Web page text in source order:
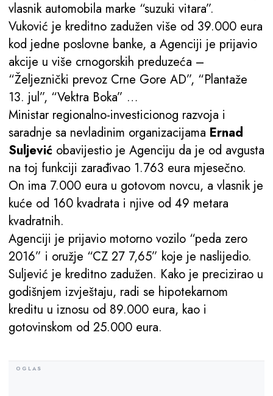
vlasnik automobila marke “suzuki vitara”.
Vuković je kreditno zadužen više od 39.000 eura
kod jedne poslovne banke, a Agenciji je prijavio
akcije u više crnogorskih preduzeća –
“Željeznički prevoz Crne Gore AD”, “Plantaže
13. jul”, “Vektra Boka” …
Ministar regionalno-investicionog razvoja i
saradnje sa nevladinim organizacijama Ernad
Suljević obavijestio je Agenciju da je od avgusta
na toj funkciji zarađivao 1.763 eura mjesečno.
On ima 7.000 eura u gotovom novcu, a vlasnik je
kuće od 160 kvadrata i njive od 49 metara
kvadratnih.
Agenciji je prijavio motorno vozilo “peda zero
2016” i oružje “CZ 27 7,65” koje je naslijedio.
Suljević je kreditno zadužen. Kako je precizirao u
godišnjem izvještaju, radi se hipotekarnom
kreditu u iznosu od 89.000 eura, kao i
gotovinskom od 25.000 eura.